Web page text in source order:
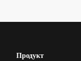
Продукт